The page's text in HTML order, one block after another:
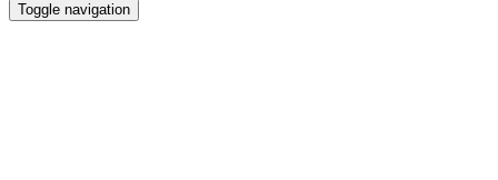
Toggle navigation